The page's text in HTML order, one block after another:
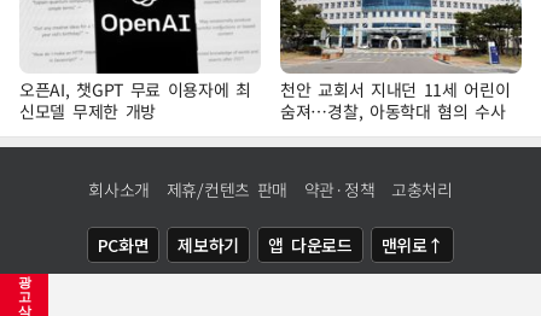
광
고
삭
오픈AI, 챗GPT 무료 이용자에 최
신모델 무제한 개방
천안 교회서 지내던 11세 어린이
숨져…경찰, 아동학대 혐의 수사
회사소개 제휴/컨텐츠 판매 약관·정책 고충처리
PC화면 제보하기 앱 다운로드 맨위로↑